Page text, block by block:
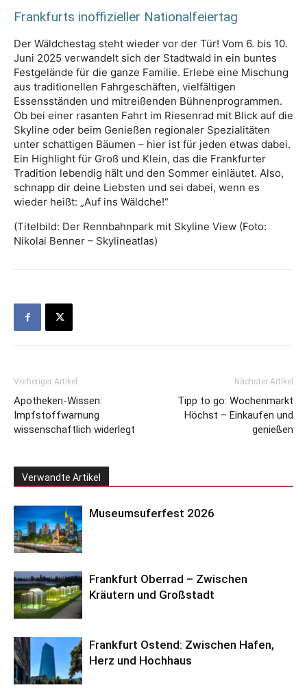
Frankfurts inoffizieller Nationalfeiertag
Der Wäldchestag steht wieder vor der Tür! Vom 6. bis 10.
Juni 2025 verwandelt sich der Stadtwald in ein buntes
Festgelände für die ganze Familie. Erlebe eine Mischung
aus traditionellen Fahrgeschäften, vielfältigen
Essensständen und mitreißenden Bühnenprogrammen.
Ob bei einer rasanten Fahrt im Riesenrad mit Blick auf die
Skyline oder beim Genießen regionaler Spezialitäten
unter schattigen Bäumen – hier ist für jeden etwas dabei.
Ein Highlight für Groß und Klein, das die Frankfurter
Tradition lebendig hält und den Sommer einläutet. Also,
schnapp dir deine Liebsten und sei dabei, wenn es
wieder heißt: „Auf ins Wäldche!“
(Titelbild: Der Rennbahnpark mit Skyline View (Foto:
Nikolai Benner – Skylineatlas)
Vorheriger Artikel
Apotheken-Wissen:
Impfstoffwarnung
wissenschaftlich widerlegt
Nächster Artikel
Tipp to go: Wochenmarkt
Höchst – Einkaufen und
genießen
Verwandte Artikel
Museumsuferfest 2026
Frankfurt Oberrad – Zwischen
Kräutern und Großstadt
Frankfurt Ostend: Zwischen Hafen,
Herz und Hochhaus